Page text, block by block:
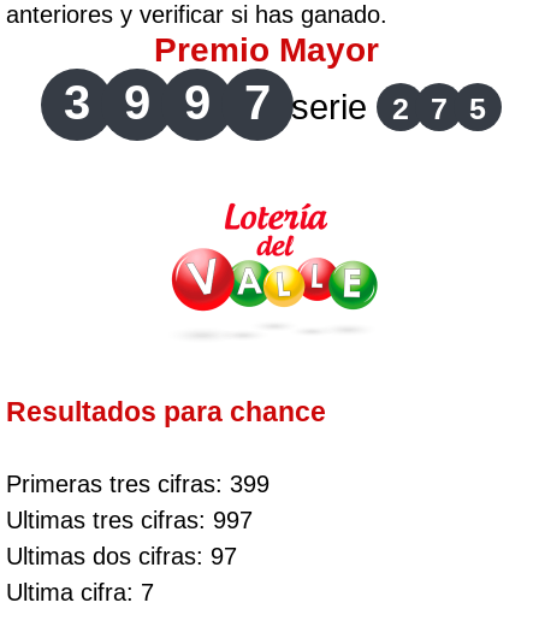
anteriores y verificar si has ganado.
Premio Mayor
3 9 9 7 serie 2 7 5
Resultados para chance
Primeras tres cifras: 399
Ultimas tres cifras: 997
Ultimas dos cifras: 97
Ultima cifra: 7